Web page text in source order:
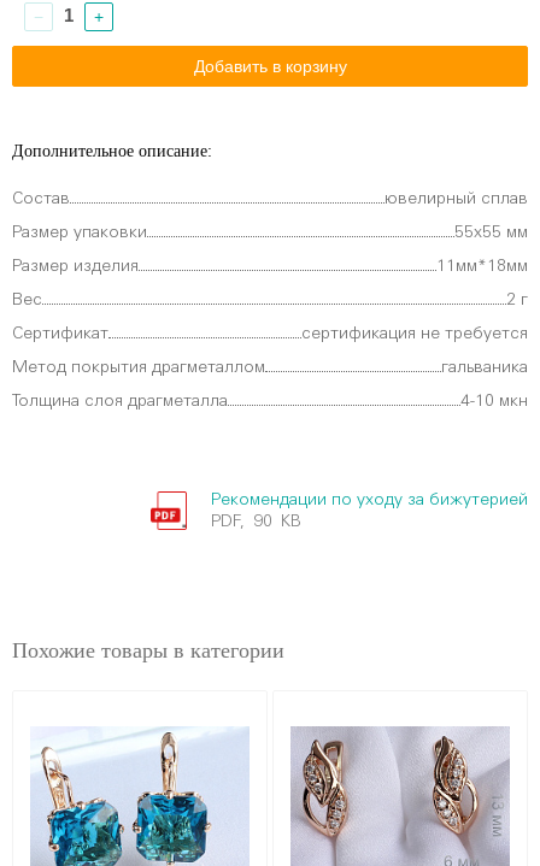
− +
Дополнительное описание:
Состав ювелирный сплав
Размер упаковки 55х55 мм
Размер изделия 11мм*18мм
Вес 2 г
Сертификат сертификация не требуется
Метод покрытия драгметаллом гальваника
Толщина слоя драгметалла 4-10 мкн
Рекомендации по уходу за бижутерией
PDF, 90 KB
Похожие товары в категории